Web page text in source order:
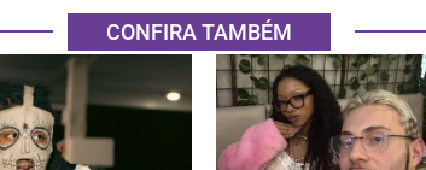
CONFIRA TAMBÉM